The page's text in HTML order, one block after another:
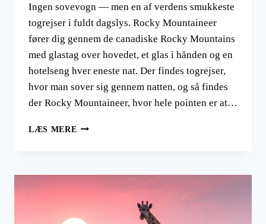
Ingen sovevogn — men en af verdens smukkeste
togrejser i fuldt dagslys. Rocky Mountaineer
fører dig gennem de canadiske Rocky Mountains
med glastag over hovedet, et glas i hånden og en
hotelseng hver eneste nat. Der findes togrejser,
hvor man sover sig gennem natten, og så findes
der Rocky Mountaineer, hvor hele pointen er at…
LÆS MERE ROCKY
PANORAMATOG